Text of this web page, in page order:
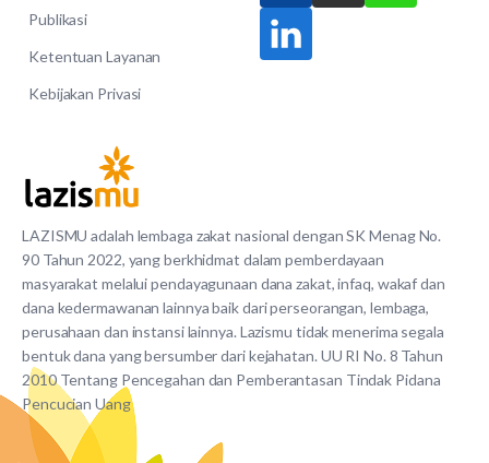
LAZISMU adalah lembaga zakat nasional dengan SK Menag No.
90 Tahun 2022, yang berkhidmat dalam pemberdayaan
masyarakat melalui pendayagunaan dana zakat, infaq, wakaf dan
dana kedermawanan lainnya baik dari perseorangan, lembaga,
perusahaan dan instansi lainnya. Lazismu tidak menerima segala
bentuk dana yang bersumber dari kejahatan. UU RI No. 8 Tahun
2010 Tentang Pencegahan dan Pemberantasan Tindak Pidana
Pencucian Uang
Publikasi
Ketentuan Layanan
Kebijakan Privasi